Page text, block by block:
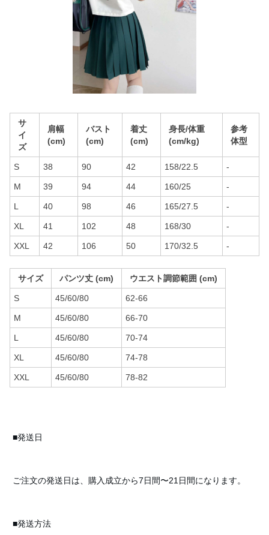
サ
イ
ズ
肩幅
(cm)
バスト
(cm)
着丈
(cm)
身長/体重
(cm/kg)
参考
体型
S 38 90 42 158/22.5 -
M 39 94 44 160/25 -
L 40 98 46 165/27.5 -
XL 41 102 48 168/30 -
XXL 42 106 50 170/32.5 -
サイズ パンツ丈 (cm) ウエスト調節範囲 (cm)
S 45/60/80 62-66
M 45/60/80 66-70
L 45/60/80 70-74
XL 45/60/80 74-78
XXL 45/60/80 78-82
■発送日
ご注文の発送日は、購入成立から7日間〜21日間になります。
■発送方法